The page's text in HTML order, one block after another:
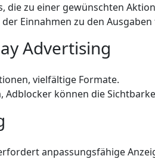
die zu einer gewünschten
Einnahmen zu den
Advertising
vielfältige Formate.
Adblocker können die
anpassungsfähige